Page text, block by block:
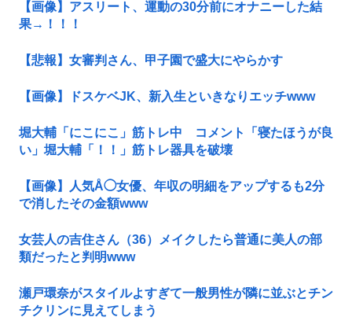
【画像】アスリート、運動の30分前にオナニーした結
果→！！！
【悲報】女審判さん、甲子園で盛大にやらかす
【画像】ドスケベJK、新入生といきなりエッチwww
堀大輔「にこにこ」筋トレ中 コメント「寝たほうが良
い」堀大輔「！！」筋トレ器具を破壊
【画像】人気Å◯女優、年収の明細をアップするも2分
で消したその金額www
女芸人の吉住さん（36）メイクしたら普通に美人の部
類だったと判明www
瀬戸環奈がスタイルよすぎて一般男性が隣に並ぶとチン
チクリンに見えてしまう